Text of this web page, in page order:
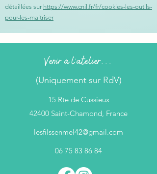
détaillées sur https://www.cnil.fr/fr/cookies-les-outils-
pour-les-maitriser
Venir à l'atelier...
(Uniquement sur RdV)
15 Rte de Cussieux
42400 Saint-Chamond, France
lesfilssenmel42@gmail.com
06 75 83 86 84